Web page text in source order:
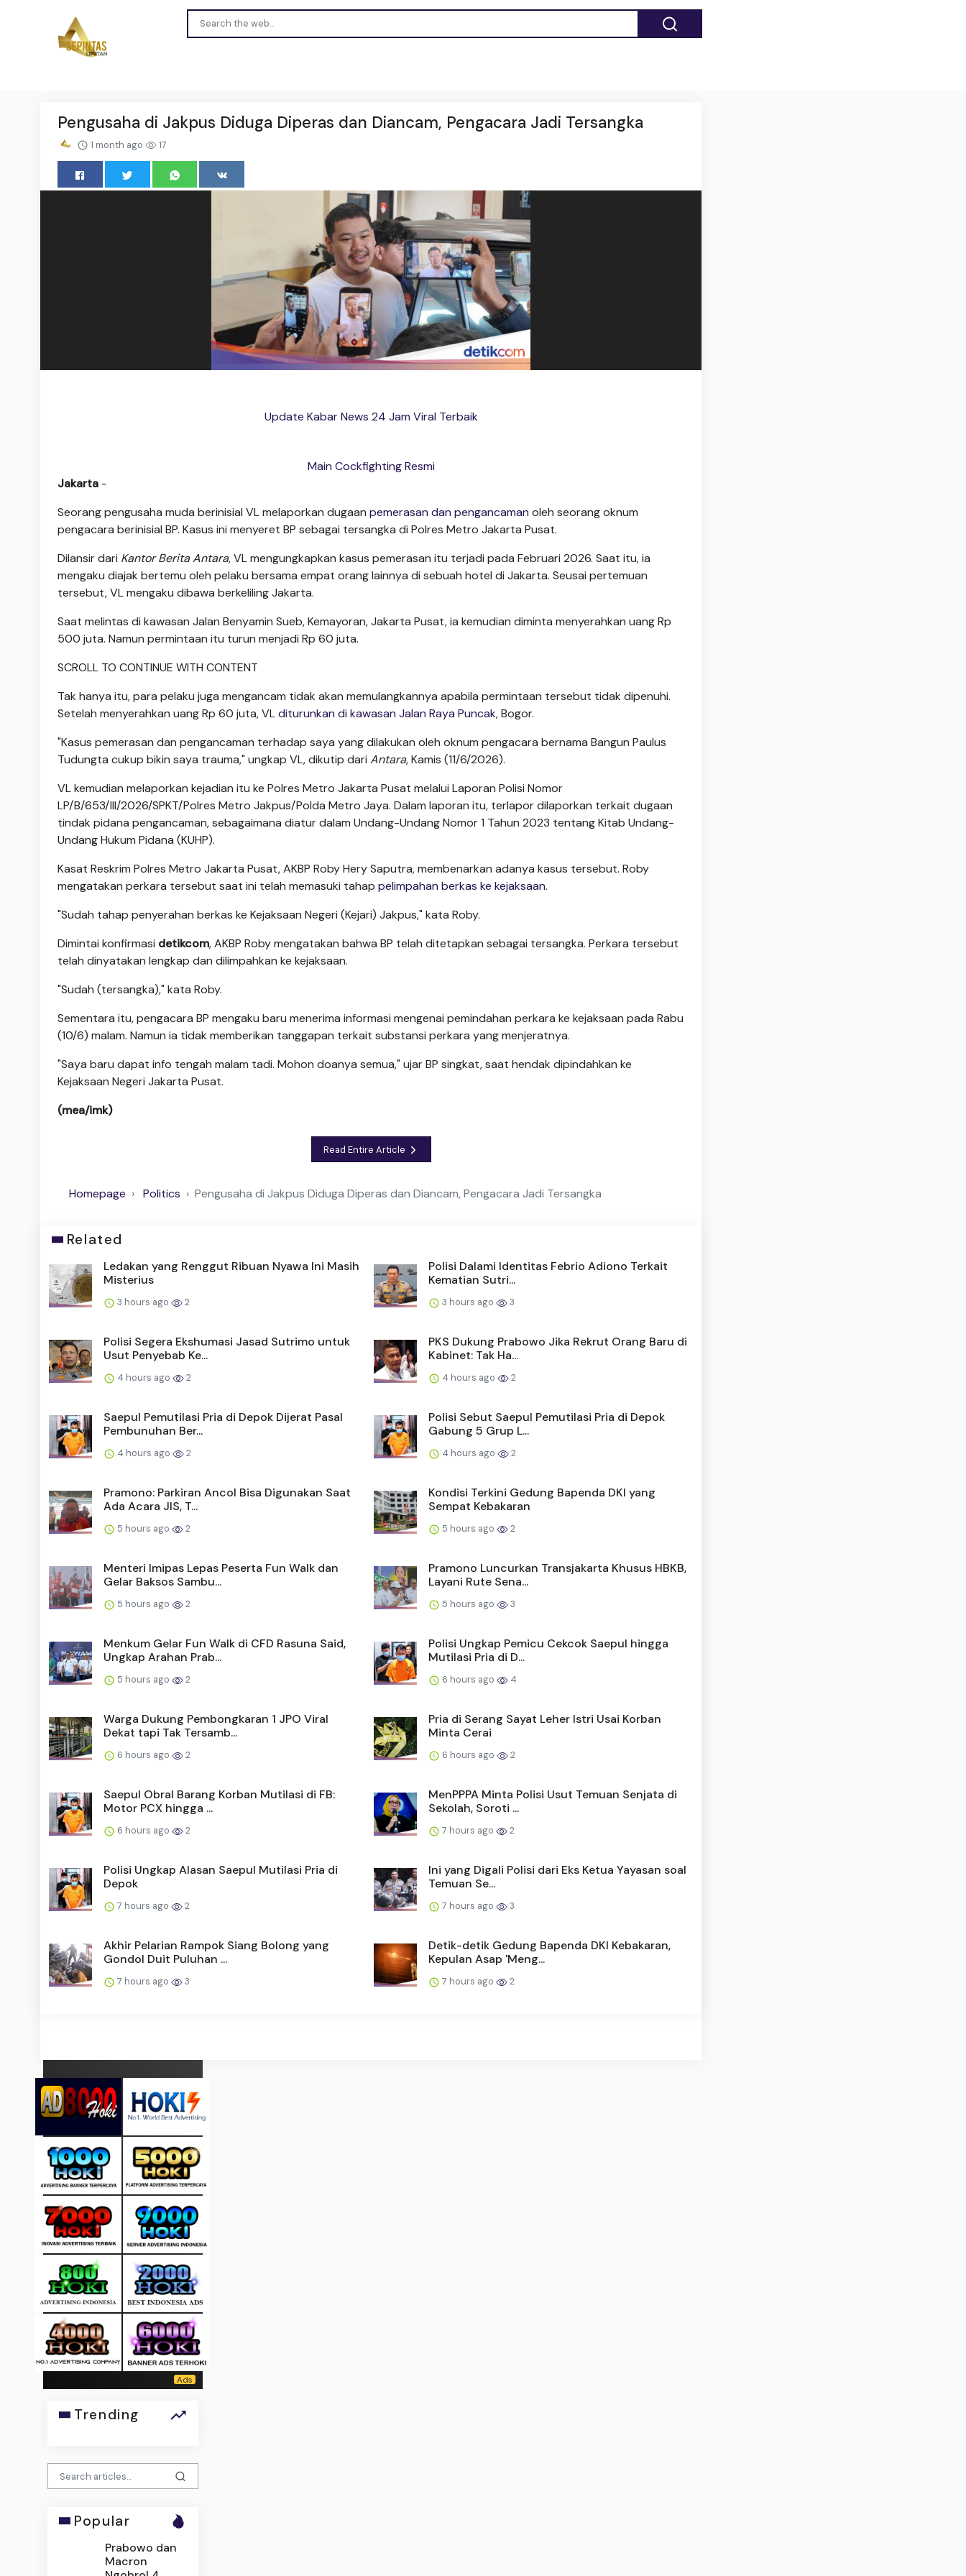
Pengusaha di Jakpus Diduga Diperas dan Diancam, Pengacara Jadi Tersangka
1 month ago 17
Update Kabar News 24 Jam Viral Terbaik
Main Cockfighting Resmi
Jakarta -
Seorang pengusaha muda berinisial VL melaporkan dugaan pemerasan dan pengancaman oleh seorang oknum
pengacara berinisial BP. Kasus ini menyeret BP sebagai tersangka di Polres Metro Jakarta Pusat.
Dilansir dari Kantor Berita Antara, VL mengungkapkan kasus pemerasan itu terjadi pada Februari 2026. Saat itu, ia
mengaku diajak bertemu oleh pelaku bersama empat orang lainnya di sebuah hotel di Jakarta. Seusai pertemuan
tersebut, VL mengaku dibawa berkeliling Jakarta.
Saat melintas di kawasan Jalan Benyamin Sueb, Kemayoran, Jakarta Pusat, ia kemudian diminta menyerahkan uang Rp
500 juta. Namun permintaan itu turun menjadi Rp 60 juta.
SCROLL TO CONTINUE WITH CONTENT
Tak hanya itu, para pelaku juga mengancam tidak akan memulangkannya apabila permintaan tersebut tidak dipenuhi.
Setelah menyerahkan uang Rp 60 juta, VLditurunkan di kawasan Jalan Raya Puncak, Bogor.
"Kasus pemerasan dan pengancaman terhadap saya yang dilakukan oleh oknum pengacara bernama Bangun Paulus
Tudungta cukup bikin saya trauma," ungkap VL, dikutip dari Antara, Kamis (11/6/2026).
VL kemudian melaporkan kejadian itu ke Polres Metro Jakarta Pusat melalui Laporan Polisi Nomor
LP/B/653/III/2026/SPKT/Polres Metro Jakpus/Polda Metro Jaya. Dalam laporan itu, terlapor dilaporkan terkait dugaan
tindak pidana pengancaman, sebagaimana diatur dalam Undang-Undang Nomor 1 Tahun 2023 tentang Kitab Undang-
Undang Hukum Pidana (KUHP).
Kasat Reskrim Polres Metro Jakarta Pusat, AKBP Roby Hery Saputra, membenarkan adanya kasus tersebut. Roby
mengatakan perkara tersebut saat ini telah memasuki tahap pelimpahan berkas ke kejaksaan.
"Sudah tahap penyerahan berkas ke Kejaksaan Negeri (Kejari) Jakpus," kata Roby.
Dimintai konfirmasi detikcom, AKBP Roby mengatakan bahwa BP telah ditetapkan sebagai tersangka. Perkara tersebut
telah dinyatakan lengkap dan dilimpahkan ke kejaksaan.
"Sudah (tersangka)," kata Roby.
Sementara itu, pengacara BP mengaku baru menerima informasi mengenai pemindahan perkara ke kejaksaan pada Rabu
(10/6) malam. Namun ia tidak memberikan tanggapan terkait substansi perkara yang menjeratnya.
"Saya baru dapat info tengah malam tadi. Mohon doanya semua," ujar BP singkat, saat hendak dipindahkan ke
Kejaksaan Negeri Jakarta Pusat.
(mea/imk)
Read Entire Article
Homepage Politics Pengusaha di Jakpus Diduga Diperas dan Diancam, Pengacara Jadi Tersangka
Related
Ledakan yang Renggut Ribuan Nyawa Ini Masih
Misterius
3 hours ago 2
Polisi Dalami Identitas Febrio Adiono Terkait
Kematian Sutri...
3 hours ago 3
Polisi Segera Ekshumasi Jasad Sutrimo untuk
Usut Penyebab Ke...
4 hours ago 2
PKS Dukung Prabowo Jika Rekrut Orang Baru di
Kabinet: Tak Ha...
4 hours ago 2
Saepul Pemutilasi Pria di Depok Dijerat Pasal
Pembunuhan Ber...
4 hours ago 2
Polisi Sebut Saepul Pemutilasi Pria di Depok
Gabung 5 Grup L...
4 hours ago 2
Pramono: Parkiran Ancol Bisa Digunakan Saat
Ada Acara JIS, T...
5 hours ago 2
Kondisi Terkini Gedung Bapenda DKI yang
Sempat Kebakaran
5 hours ago 2
Menteri Imipas Lepas Peserta Fun Walk dan
Gelar Baksos Sambu...
5 hours ago 2
Pramono Luncurkan Transjakarta Khusus HBKB,
Layani Rute Sena...
5 hours ago 3
Menkum Gelar Fun Walk di CFD Rasuna Said,
Ungkap Arahan Prab...
5 hours ago 2
Polisi Ungkap Pemicu Cekcok Saepul hingga
Mutilasi Pria di D...
6 hours ago 4
Warga Dukung Pembongkaran 1 JPO Viral
Dekat tapi Tak Tersamb...
6 hours ago 2
Pria di Serang Sayat Leher Istri Usai Korban
Minta Cerai
6 hours ago 2
Saepul Obral Barang Korban Mutilasi di FB:
Motor PCX hingga ...
6 hours ago 2
MenPPPA Minta Polisi Usut Temuan Senjata di
Sekolah, Soroti ...
7 hours ago 2
Polisi Ungkap Alasan Saepul Mutilasi Pria di
Depok
7 hours ago 2
Ini yang Digali Polisi dari Eks Ketua Yayasan soal
Temuan Se...
7 hours ago 3
Akhir Pelarian Rampok Siang Bolong yang
Gondol Duit Puluhan ...
7 hours ago 3
Detik-detik Gedung Bapenda DKI Kebakaran,
Kepulan Asap 'Meng...
7 hours ago 2
Trending
Popular
Prabowo dan
Macron